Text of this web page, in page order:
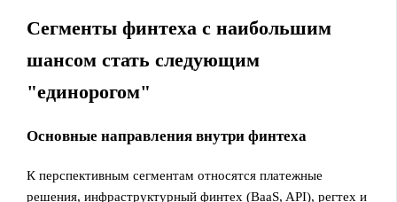
Сегменты финтеха с наибольшим
шансом стать следующим
"единорогом"
Основные направления внутри финтеха
К перспективным сегментам относятся платежные
решения, инфраструктурный финтех (BaaS, API), регтех и